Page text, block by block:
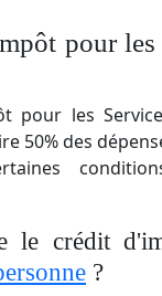
pour les
pour les
50% des
le crédit
?